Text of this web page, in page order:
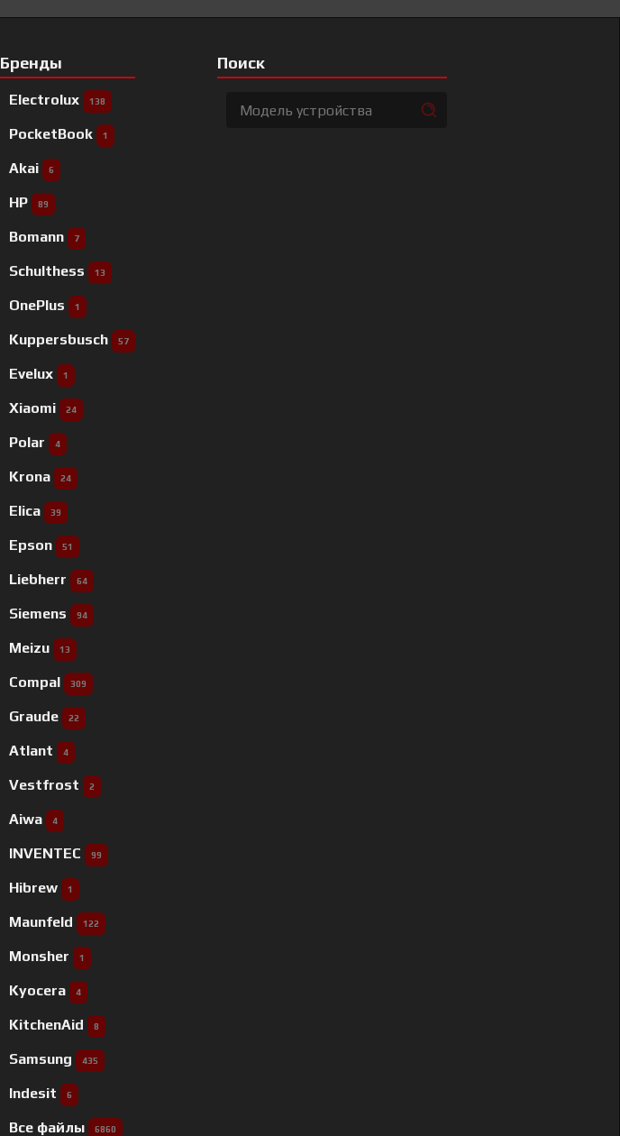
Бренды
Electrolux 138
PocketBook 1
Akai 6
HP 89
Bomann 7
Schulthess 13
OnePlus 1
Kuppersbusch 57
Evelux 1
Xiaomi 24
Polar 4
Krona 24
Elica 39
Epson 51
Liebherr 64
Siemens 94
Meizu 13
Compal 309
Graude 22
Atlant 4
Vestfrost 2
Aiwa 4
INVENTEC 99
Hibrew 1
Maunfeld 122
Monsher 1
Kyocera 4
KitchenAid 8
Samsung 435
Indesit 6
Все файлы 6860
Поиск